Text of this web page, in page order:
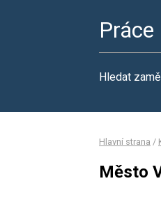
Práce
Hledat
Hlavní strana /
Město